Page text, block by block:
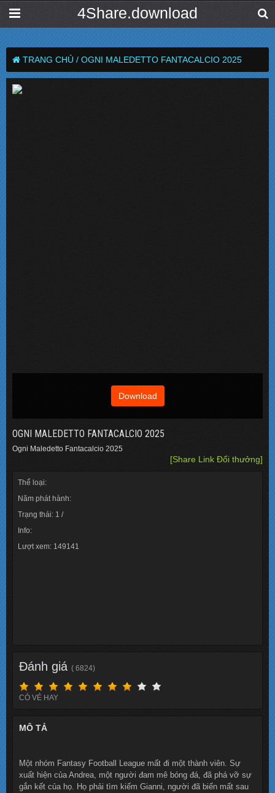
4Share.download
TRANG CHỦ / OGNI MALEDETTO FANTACALCIO 2025
Download
OGNI MALEDETTO FANTACALCIO 2025
Ogni Maledetto Fantacalcio 2025
[Share Link Đổi thưởng]
Thể loại:
Năm phát hành:
Trạng thái: 1 /
Info:
Lượt xem: 149141
Đánh giá ( 6824)
CÓ VẺ HAY
MÔ TẢ
Một nhóm Fantasy Football League mất đi một thành viên. Sự
xuất hiện của Andrea, một người đam mê bóng đá, đã phá vỡ sự
gắn kết của họ. Họ phải tìm kiếm Gianni, người đã biến mất sau